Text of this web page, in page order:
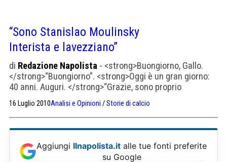
“Sono Stanislao Moulinsky
Interista e lavezziano”
di Redazione Napolista - <strong>Buongiorno, Gallo.
</strong>“Buongiorno”. <strong>Oggi è un gran giorno:
40 anni. Auguri. </strong>“Grazie, sono proprio
contento. Ma devo dire che tutto il 2010 è stato un anno
fantastico per me”. <strong>Si riferisce alla nascita del
Napolista? Un grande successo, in effetti. </strong>“No,
ma quale Napolista. E’ stato un anno fantastico sul
piano dei successi sportivi, un’annata […]
16 Luglio 2010Analisi e Opinioni /Storie di calcio
Aggiungi Ilnapolista.it alle tue fonti preferite
su Google